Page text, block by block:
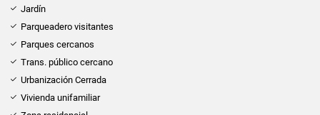
Jardín
Parqueadero visitantes
Parques cercanos
Trans. público cercano
Urbanización Cerrada
Vivienda unifamiliar